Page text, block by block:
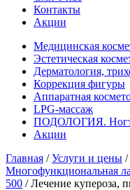
Контакты
Акции
Медицинская
Эстетическая
Дерматология,
Коррекция фигуры
Аппаратная
LPG-массаж
ПОДОЛОГИЯ.
Акции
Главная /Услуги и цены /
Многофункциональная
500 /Лечение купероза,